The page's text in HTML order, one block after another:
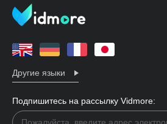
Другие языки
Подпишитесь на рассылку Vidmore: